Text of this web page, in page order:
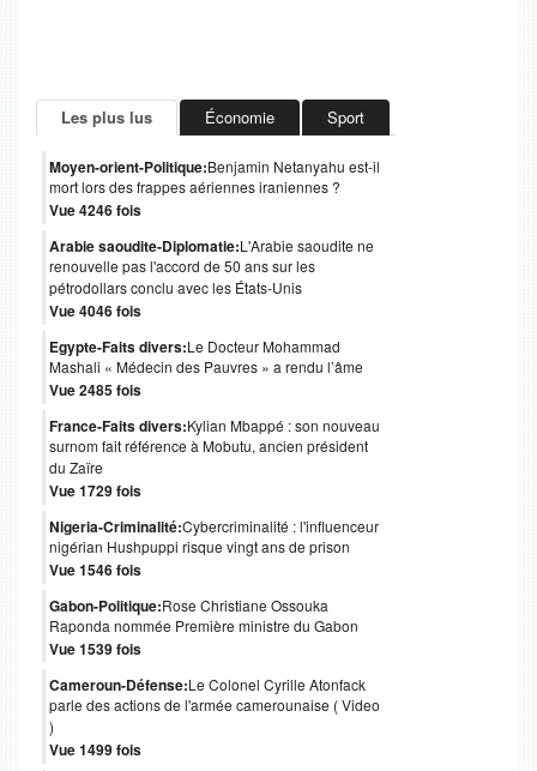
Les plus lus Économie Sport
Moyen-orient-Politique:Benjamin Netanyahu est-il
mort lors des frappes aériennes iraniennes ?
Vue 4246 fois
Arabie saoudite-Diplomatie:L'Arabie saoudite ne
renouvelle pas l'accord de 50 ans sur les
pétrodollars conclu avec les États-Unis
Vue 4046 fois
Egypte-Faits divers:Le Docteur Mohammad
Mashali « Médecin des Pauvres » a rendu l’âme
Vue 2485 fois
France-Faits divers:Kylian Mbappé : son nouveau
surnom fait référence à Mobutu, ancien président
du Zaïre
Vue 1729 fois
Nigeria-Criminalité:Cybercriminalité : l'influenceur
nigérian Hushpuppi risque vingt ans de prison
Vue 1546 fois
Gabon-Politique:Rose Christiane Ossouka
Raponda nommée Première ministre du Gabon
Vue 1539 fois
Cameroun-Défense:Le Colonel Cyrille Atonfack
parle des actions de l'armée camerounaise ( Video
)
Vue 1499 fois